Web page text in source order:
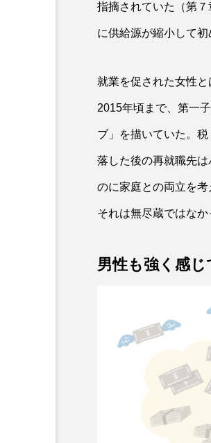
指摘されていた（第
に供給源が縮小して初
就業を促された女性
2015年頃まで、第一
ブ」を描いていた。
落した後の再就職先
のに家庭との両立を
それは無尽蔵ではなか
男性も強く感じ